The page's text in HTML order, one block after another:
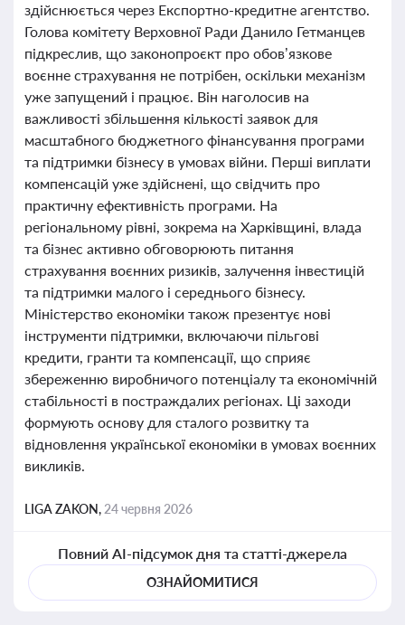
здійснюється через Експортно-кредитне агентство.
Голова комітету Верховної Ради Данило Гетманцев
підкреслив, що законопроєкт про обов’язкове
воєнне страхування не потрібен, оскільки механізм
уже запущений і працює. Він наголосив на
важливості збільшення кількості заявок для
масштабного бюджетного фінансування програми
та підтримки бізнесу в умовах війни. Перші виплати
компенсацій уже здійснені, що свідчить про
практичну ефективність програми. На
регіональному рівні, зокрема на Харківщині, влада
та бізнес активно обговорюють питання
страхування воєнних ризиків, залучення інвестицій
та підтримки малого і середнього бізнесу.
Міністерство економіки також презентує нові
інструменти підтримки, включаючи пільгові
кредити, гранти та компенсації, що сприяє
збереженню виробничого потенціалу та економічній
стабільності в постраждалих регіонах. Ці заходи
формують основу для сталого розвитку та
відновлення української економіки в умовах воєнних
викликів.
LIGA ZAKON, 24 червня 2026
Повний AI-підсумок дня та статті-джерела
ОЗНАЙОМИТИСЯ